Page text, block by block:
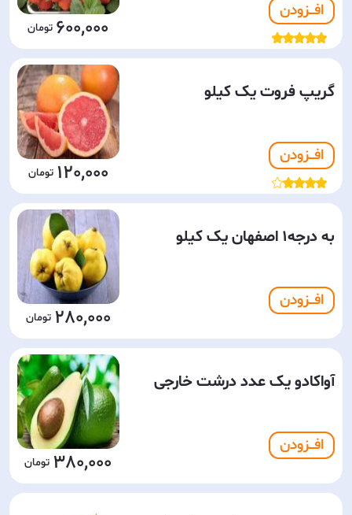
افـــزودن
600,000
گریپ فروت یک کیلو
افـــزودن
120,000
به درجه1 اصفهان یک کیلو
افـــزودن
280,000
آواکادو یک عدد درشت خارجی
افـــزودن
380,000